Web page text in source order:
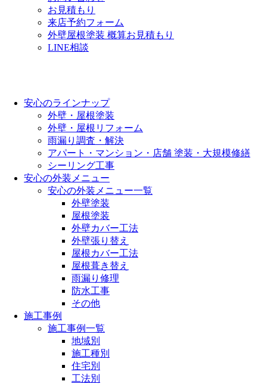
お見積もり
来店予約フォーム
外壁屋根塗装 概算お見積もり
LINE相談
安心のラインナップ
外壁・屋根塗装
外壁・屋根リフォーム
雨漏り調査・解決
アパート・マンション・店舗 塗装・大規模修繕
シーリング工事
安心の外装メニュー
安心の外装メニュー一覧
外壁塗装
屋根塗装
外壁カバー工法
外壁張り替え
屋根カバー工法
屋根葺き替え
雨漏り修理
防水工事
その他
施工事例
施工事例一覧
地域別
施工種別
住宅別
工法別